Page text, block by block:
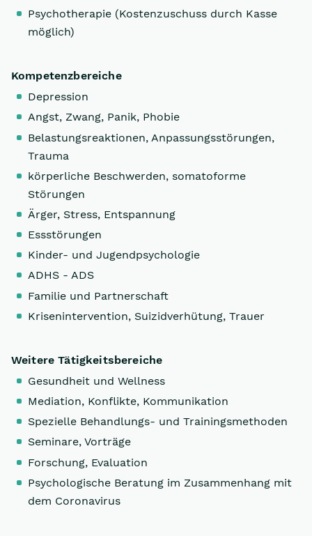
Psychotherapie (Kostenzuschuss durch Kasse
möglich)
Kompetenzbereiche
Depression
Angst, Zwang, Panik, Phobie
Belastungsreaktionen, Anpassungsstörungen,
Trauma
körperliche Beschwerden, somatoforme
Störungen
Ärger, Stress, Entspannung
Essstörungen
Kinder- und Jugendpsychologie
ADHS - ADS
Familie und Partnerschaft
Krisenintervention, Suizidverhütung, Trauer
Weitere Tätigkeitsbereiche
Gesundheit und Wellness
Mediation, Konflikte, Kommunikation
Spezielle Behandlungs- und Trainingsmethoden
Seminare, Vorträge
Forschung, Evaluation
Psychologische Beratung im Zusammenhang mit
dem Coronavirus